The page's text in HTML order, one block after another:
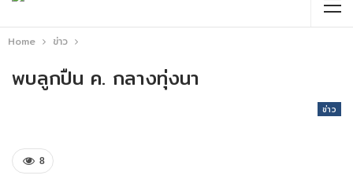
Home ข่าว
พบลูกปืน ค. กลางทุ่งนา
ข่าว
8